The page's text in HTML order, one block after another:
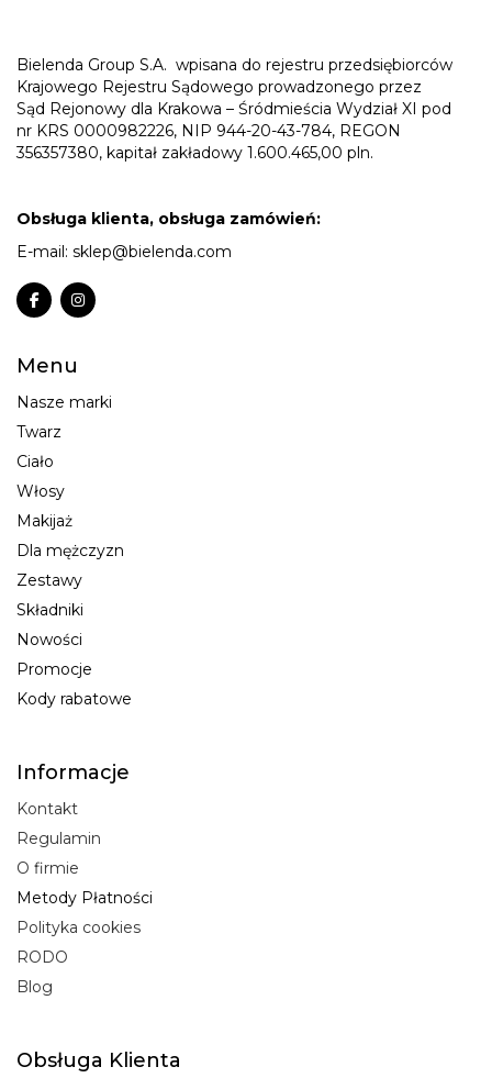
Bielenda Group S.A. wpisana do rejestru przedsiębiorców
Krajowego Rejestru Sądowego prowadzonego przez
Sąd Rejonowy dla Krakowa – Śródmieścia Wydział XI pod
nr KRS 0000982226, NIP 944-20-43-784, REGON
356357380, kapitał zakładowy 1.600.465,00 pln.
Obsługa klienta, obsługa zamówień:
E-mail: sklep@bielenda.com
Menu
Nasze marki
Twarz
Ciało
Włosy
Makijaż
Dla mężczyzn
Zestawy
Składniki
Nowości
Promocje
Kody rabatowe
Informacje
Kontakt
Regulamin
O firmie
Metody Płatności
Polityka cookies
RODO
Blog
Obsługa Klienta